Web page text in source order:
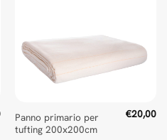
(Coordinated
Panno primario per
tufting 200x200cm
€20,00